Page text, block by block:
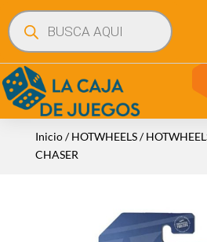
Búsqueda
de
productos
Inicio/HOTWHEELS/
CHASER